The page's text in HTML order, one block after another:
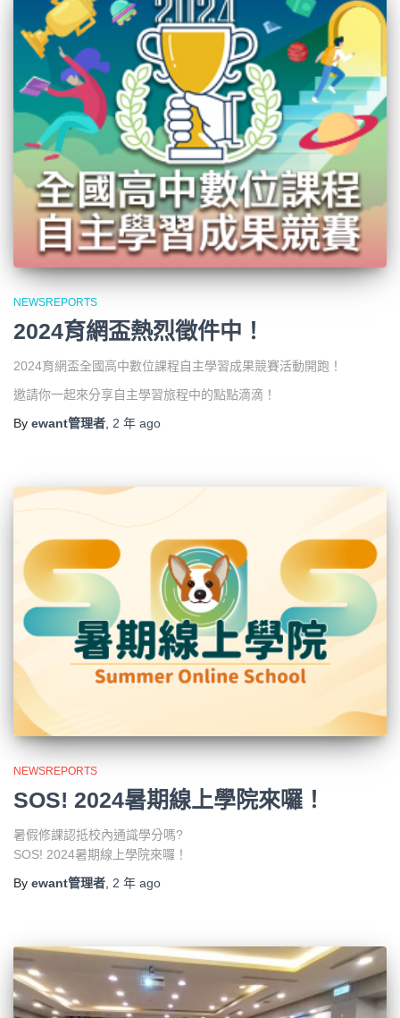
NEWSREPORTS
2024育網盃熱烈徵件中！
2024育網盃全國高中數位課程自主學習成果競賽活動開跑！
邀請你一起來分享自主學習旅程中的點點滴滴！
By ewant管理者 2 年 ago
NEWSREPORTS
SOS! 2024暑期線上學院來囉！
暑假修課認抵校內通識學分嗎?
SOS! 2024暑期線上學院來囉！
By ewant管理者 2 年 ago